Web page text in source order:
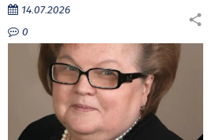
14.07.2026
0